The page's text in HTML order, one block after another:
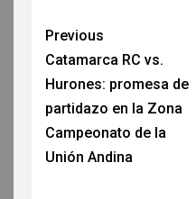
Previous
Catamarca RC vs.
Hurones: promesa de
partidazo en la Zona
Campeonato de la
Unión Andina